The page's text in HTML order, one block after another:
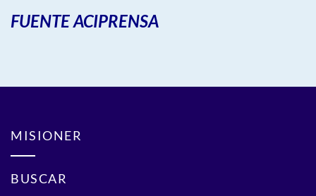
FUENTE ACIPRENSA
MISIONER
BUSCAR